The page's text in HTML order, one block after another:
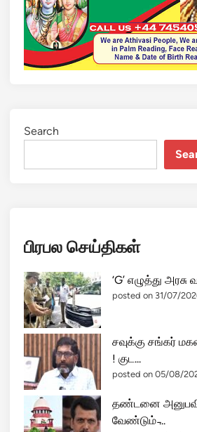
Search
பிரபல செய்திகள்
‘G’ எழுத்து
posted on 31/07/
சவுக்கு சங்கர்
! குட...
posted on 05/08/
தண்டனை
வேண்டும் ̵...